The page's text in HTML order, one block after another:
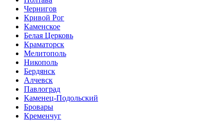
Чернигов
Кривой Рог
Каменское
Белая Церковь
Краматорск
Мелитополь
Никополь
Бердянск
Алчевск
Павлоград
Каменец-Подольский
Бровары
Кременчуг